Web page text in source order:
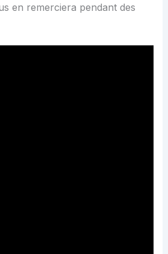
en remerciera pendant des